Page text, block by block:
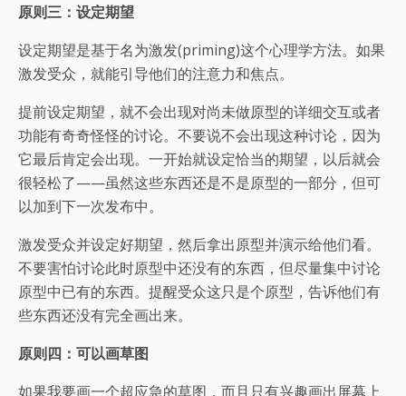
原则三：设定期望
设定期望是基于名为激发(priming)这个心理学方法。如果
激发受众，就能引导他们的注意力和焦点。
提前设定期望，就不会出现对尚未做原型的详细交互或者
功能有奇奇怪怪的讨论。不要说不会出现这种讨论，因为
它最后肯定会出现。一开始就设定恰当的期望，以后就会
很轻松了——虽然这些东西还是不是原型的一部分，但可
以加到下一次发布中。
激发受众并设定好期望，然后拿出原型并演示给他们看。
不要害怕讨论此时原型中还没有的东西，但尽量集中讨论
原型中已有的东西。提醒受众这只是个原型，告诉他们有
些东西还没有完全画出来。
原则四：可以画草图
如果我要画一个超应急的草图，而且只有兴趣画出屏幕上